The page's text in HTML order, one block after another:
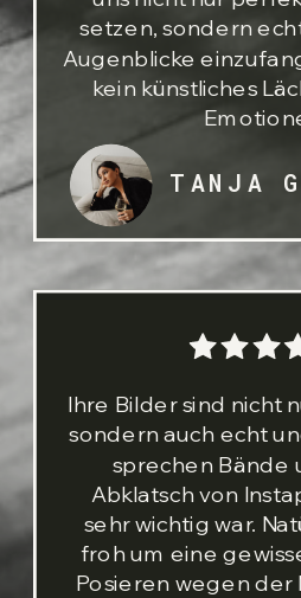
Ihre Bilder sind nicht
sondern auch echt
sprechen Bände
Abklatsch von
sehr wichtig war.
froh um eine
Posieren wegen der
TANJA
setzen, sondern
Augenblicke
kein künstliches